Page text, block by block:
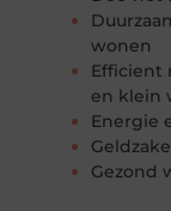
wonen
Efficient
en klein
Energie
Gezond